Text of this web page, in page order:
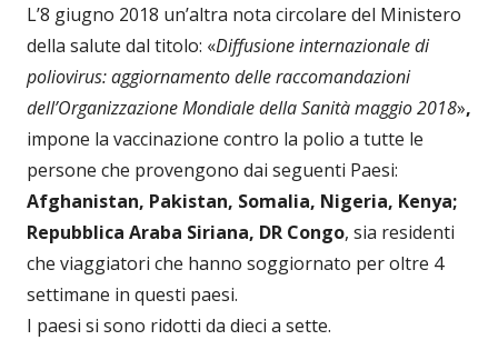
L’8 giugno 2018 un’altra nota circolare del Ministero
della salute dal titolo: «Diffusione internazionale di
poliovirus: aggiornamento delle raccomandazioni
dell’Organizzazione Mondiale della Sanità maggio 2018»,
impone la vaccinazione contro la polio a tutte le
persone che provengono dai seguenti Paesi:
Afghanistan, Pakistan, Somalia, Nigeria, Kenya;
Repubblica Araba Siriana, DR Congo, sia residenti
che viaggiatori che hanno soggiornato per oltre 4
settimane in questi paesi.
I paesi si sono ridotti da dieci a sette.